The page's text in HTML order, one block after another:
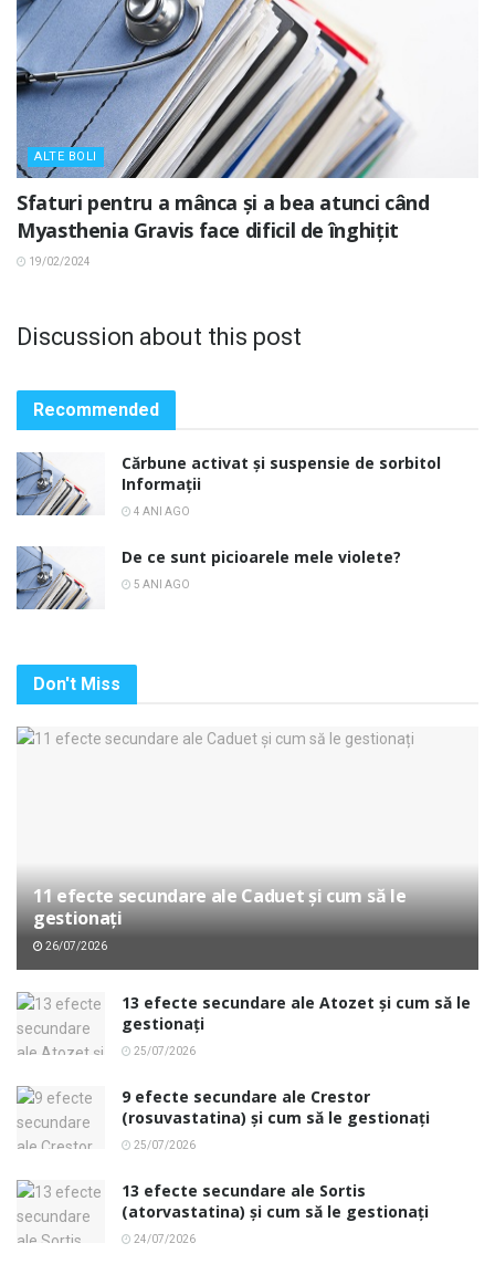
ALTE BOLI
Sfaturi pentru a mânca și a bea atunci când
Myasthenia Gravis face dificil de înghițit
19/02/2024
Discussion about this post
Recommended
Cărbune activat și suspensie de sorbitol
Informații
4 ANI AGO
De ce sunt picioarele mele violete?
5 ANI AGO
Don't Miss
11 efecte secundare ale Caduet și cum să le
gestionați
26/07/2026
13 efecte secundare ale Atozet și cum să le
gestionați
25/07/2026
9 efecte secundare ale Crestor
(rosuvastatina) și cum să le gestionați
25/07/2026
13 efecte secundare ale Sortis
(atorvastatina) și cum să le gestionați
24/07/2026